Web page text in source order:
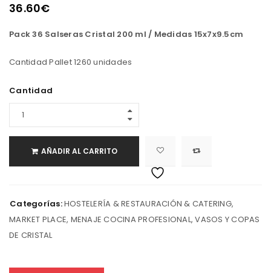
36.60€
Pack 36 Salseras Cristal 200 ml / Medidas 15x7x9.5cm
Cantidad Pallet 1260 unidades
Cantidad
AÑADIR AL CARRITO
Categorías:HOSTELERÍA & RESTAURACIÓN & CATERING,
MARKET PLACE, MENAJE COCINA PROFESIONAL,VASOS Y COPAS
DE CRISTAL